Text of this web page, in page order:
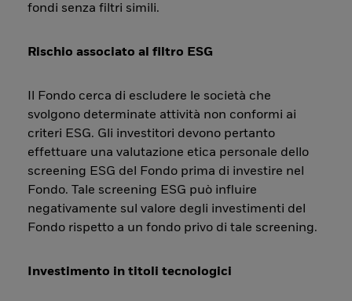
fondi senza filtri simili.
Rischio associato al filtro ESG
Il Fondo cerca di escludere le società che
svolgono determinate attività non conformi ai
criteri ESG. Gli investitori devono pertanto
effettuare una valutazione etica personale dello
screening ESG del Fondo prima di investire nel
Fondo. Tale screening ESG può influire
negativamente sul valore degli investimenti del
Fondo rispetto a un fondo privo di tale screening.
Investimento in titoli tecnologici